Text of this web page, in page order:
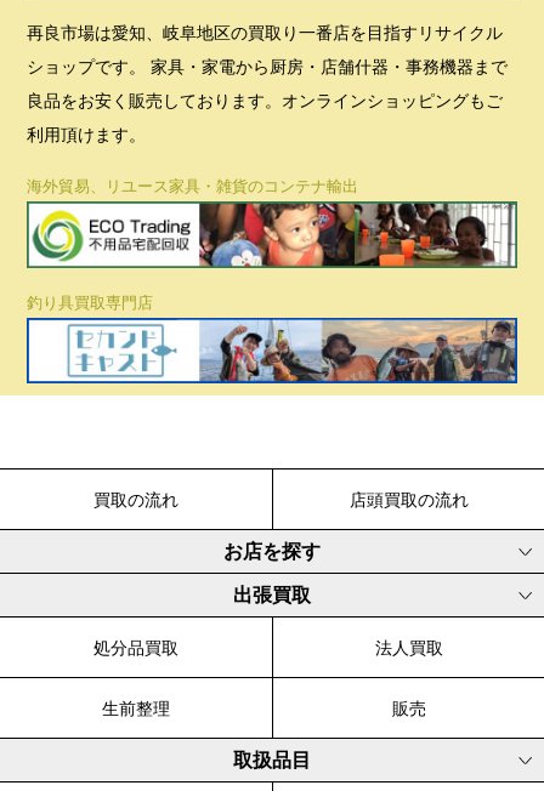
再良市場は愛知、岐阜地区の買取り一番店を目指すリサイクル
ショップです。 家具・家電から厨房・店舗什器・事務機器まで
良品をお安く販売しております。オンラインショッピングもご
利用頂けます。
海外貿易、リユース家具・雑貨のコンテナ輸出
釣り具買取専門店
買取の流れ 店頭買取の流れ
お店を探す
出張買取
処分品買取 法人買取
生前整理 販売
取扱品目